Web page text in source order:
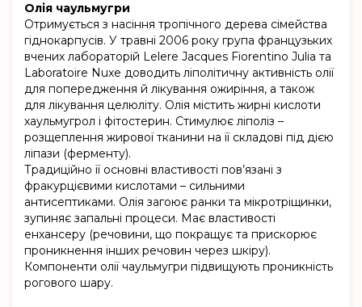
Олія чаульмугри
Отримується з насіння тропічного дерева сімейства
гіднокарпусів. У травні 2006 року група французьких
вчених лабораторій Lelere Jacques Fiorentino Julia та
Laboratoire Nuxе доводить ліполітичну активність олії
для попередження й лікування ожиріння, а також
для лікування целюліту. Олія містить жирні кислоти
хаульмугрол і фітостерин. Стимулює ліполіз –
розщеплення жирової тканини на її складові під дією
ліпази (ферменту).
Традиційно її основні властивості пов’язані з
фракурцієвими кислотами – сильними
антисептиками. Олія загоює ранки та мікротріщинки,
зупиняє запальні процеси. Має властивості
енхансеру (речовини, що покращує та прискорює
проникнення інших речовин через шкіру).
Компоненти олії чаульмугри підвищують проникність
рогового шару.